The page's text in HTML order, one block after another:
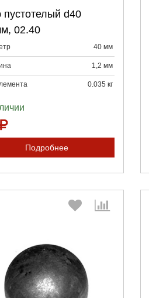
d40
02.40
40 мм
1,2 мм
0.035 кг
Подробнее
Продолжить